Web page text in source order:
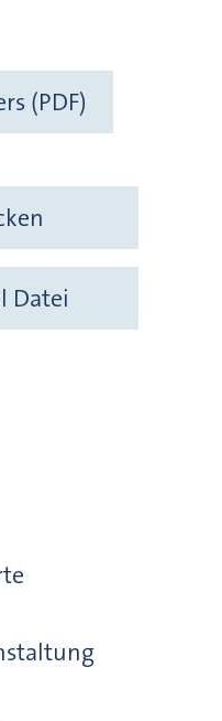
(PDF)
Datei